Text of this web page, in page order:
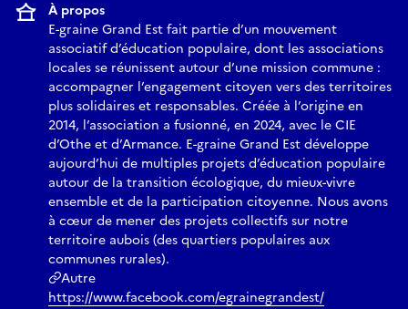
À propos
E-graine Grand Est fait partie d’un mouvement
associatif d’éducation populaire, dont les associations
locales se réunissent autour d’une mission commune :
accompagner l’engagement citoyen vers des territoires
plus solidaires et responsables. Créée à l’origine en
2014, l’association a fusionné, en 2024, avec le CIE
d’Othe et d’Armance. E-graine Grand Est développe
aujourd’hui de multiples projets d’éducation populaire
autour de la transition écologique, du mieux-vivre
ensemble et de la participation citoyenne. Nous avons
à cœur de mener des projets collectifs sur notre
territoire aubois (des quartiers populaires aux
communes rurales).
Autre
https://www.facebook.com/egrainegrandest/